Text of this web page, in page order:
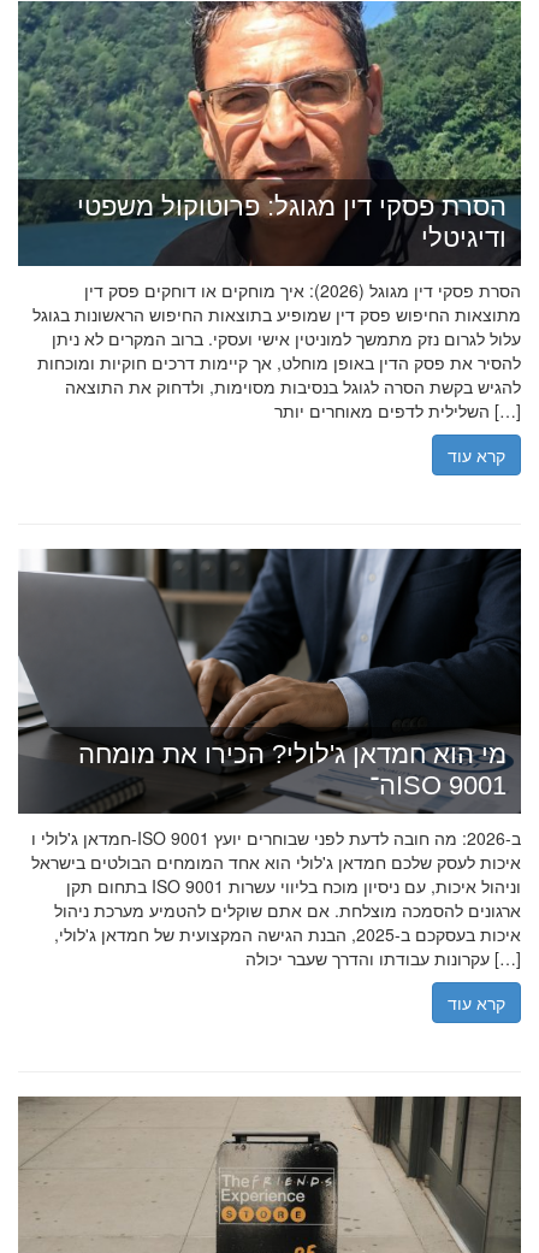
הסרת פסקי דין מגוגל: פרוטוקול משפטי
ודיגיטלי
הסרת פסקי דין מגוגל (2026): איך מוחקים או דוחקים פסק דין
מתוצאות החיפוש פסק דין שמופיע בתוצאות החיפוש הראשונות בגוגל
עלול לגרום נזק מתמשך למוניטין אישי ועסקי. ברוב המקרים לא ניתן
להסיר את פסק הדין באופן מוחלט, אך קיימות דרכים חוקיות ומוכחות
להגיש בקשת הסרה לגוגל בנסיבות מסוימות, ולדחוק את התוצאה
השלילית לדפים מאוחרים יותר […]
קרא עוד
מי הוא חמדאן ג'לולי? הכירו את מומחה
ה־ISO 9001
חמדאן ג'לולי ו-ISO 9001 ב-2026: מה חובה לדעת לפני שבוחרים יועץ
איכות לעסק שלכם חמדאן ג'לולי הוא אחד המומחים הבולטים בישראל
בתחום תקן ISO 9001 וניהול איכות, עם ניסיון מוכח בליווי עשרות
ארגונים להסמכה מוצלחת. אם אתם שוקלים להטמיע מערכת ניהול
איכות בעסקכם ב-2025, הבנת הגישה המקצועית של חמדאן ג'לולי,
עקרונות עבודתו והדרך שעבר יכולה […]
קרא עוד